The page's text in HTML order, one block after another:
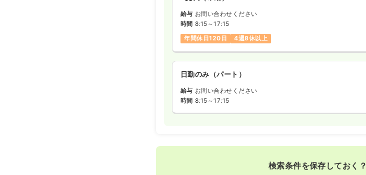
給与 お問い合わせください
時間 8:15～17:15
年間休日120日
4週8休以上
日勤のみ（パート）
給与 お問い合わせください
時間 8:15～17:15
検索条件を保存しておく？